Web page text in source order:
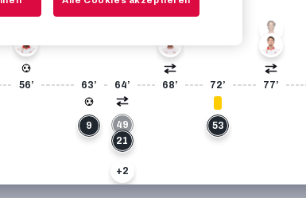
45
56’ 63’
9
64’
21
49
+2
11
68’ 72’
53
44
4
77’